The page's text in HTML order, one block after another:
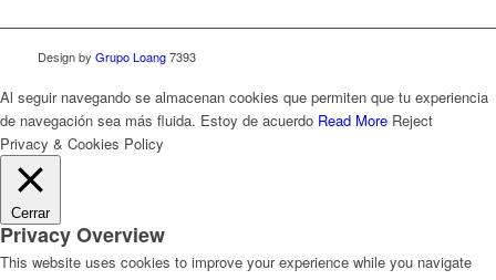
Design by Grupo Loang7393
Al seguir navegando se almacenan cookies que permiten que tu experiencia
de navegación sea más fluida. Estoy de acuerdo Read More Reject
Privacy & Cookies Policy
Cerrar
Privacy Overview
This website uses cookies to improve your experience while you navigate